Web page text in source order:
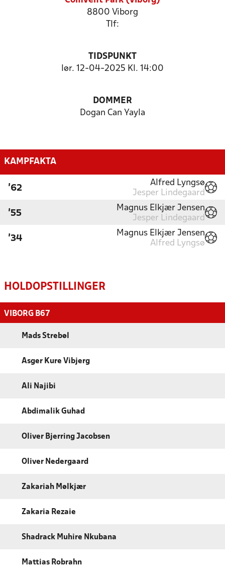
8800 Viborg
Tlf:
TIDSPUNKT
lør. 12-04-2025 Kl. 14:00
DOMMER
Dogan Can Yayla
KAMPFAKTA
'62
Alfred Lyngsø
Jesper Lindegaard
'55
Magnus Elkjær Jensen
Jesper Lindegaard
'34
Magnus Elkjær Jensen
Alfred Lyngsø
HOLDOPSTILLINGER
VIBORG B67
Mads Strebøl
Asger Kure Vibjerg
Ali Najibi
Abdimalik Guhad
Oliver Bjerring Jacobsen
Oliver Nedergaard
Zakariah Mølkjær
Zakaria Rezaie
Shadrack Muhire Nkubana
Mattias Robrahn